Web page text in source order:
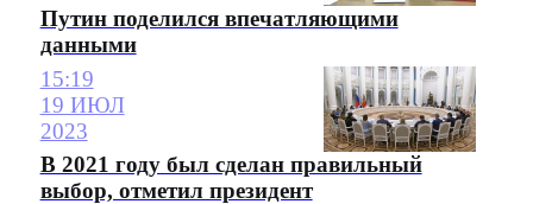
Путин поделился впечатляющими
данными
15:19
19 ИЮЛ
2023
В 2021 году был сделан правильный
выбор, отметил президент